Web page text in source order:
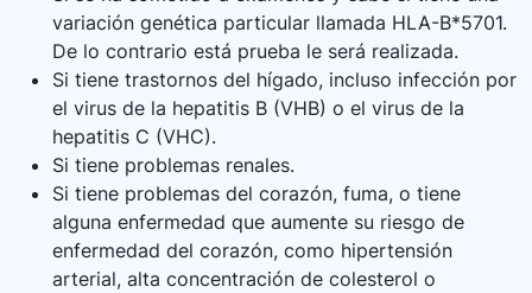
variación genética particular llamada HLA-B*5701.
De lo contrario está prueba le será realizada.
Si tiene trastornos del hígado, incluso infección por
el virus de la hepatitis B (VHB) o el virus de la
hepatitis C (VHC).
Si tiene problemas renales.
Si tiene problemas del corazón, fuma, o tiene
alguna enfermedad que aumente su riesgo de
enfermedad del corazón, como hipertensión
arterial, alta concentración de colesterol o